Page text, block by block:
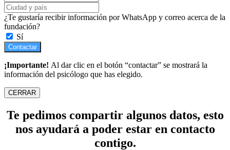
¿Te gustaría recibir información por WhatsApp y correo acerca de la
fundación?
Sí
Contactar
¡Importante! Al dar clic en el botón “contactar” se mostrará la
información del psicólogo que has elegido.
CERRAR
Te pedimos compartir algunos datos, esto
nos ayudará a poder estar en contacto
contigo.